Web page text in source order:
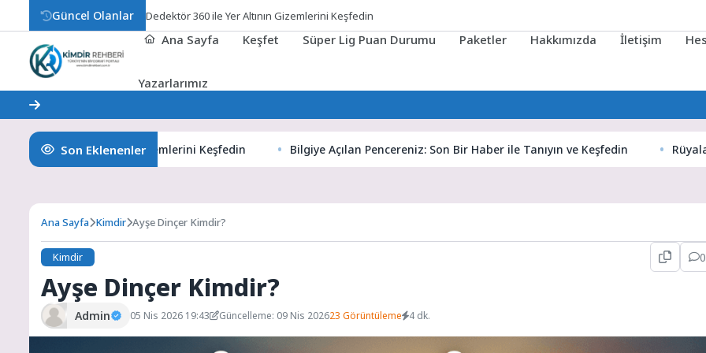
Güncel Olanlar Bilgiye
Ana Sayfa Keşfet Süper Lig Puan Durumu Paketler Hakkımızda İletişim
Yazarlarımız
Son Eklenenler
ile Yer Altının Gizemlerini Keşfedin Bilgiye Açılan Pencereniz: Son Bir Haber ile Tanıyın ve Keşfedin Rüyaların
Ana Sayfa Kimdir Ayşe Dinçer Kimdir?
Kimdir 0
Ayşe Dinçer Kimdir?
Admin 05 Nis 2026 19:43 Güncelleme: 09 Nis 202623 Görüntüleme 4 dk.